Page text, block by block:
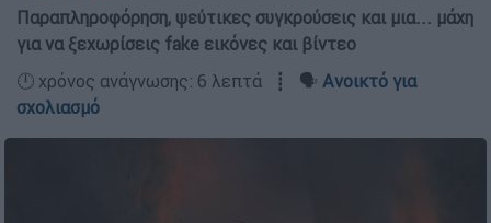
Παραπληροφόρηση, ψεύτικες συγκρούσεις και μια... μάχη
για να ξεχωρίσεις fake εικόνες και βίντεο
🕛 χρόνος ανάγνωσης: 6 λεπτά ┋ 🗣️ Ανοικτό για
σχολιασμό